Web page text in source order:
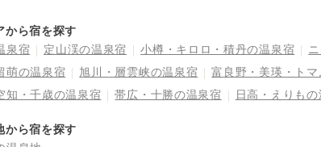
ら宿を探す
泉宿
定山渓の温泉宿 小樽・キロロ・積丹の温泉宿
萌の温泉宿
旭川・層雲峡の温泉宿 富良野・美瑛・トマ
知・千歳の温泉宿
帯広・十勝の温泉宿 日高・えりもの
ら宿を探す